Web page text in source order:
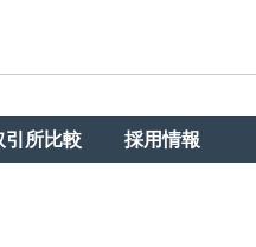
引所比較 採用情報